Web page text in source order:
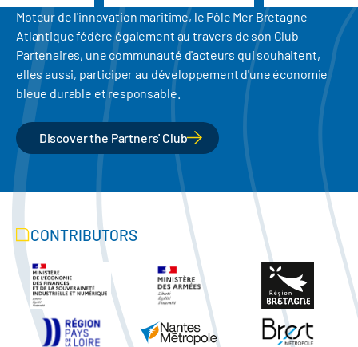
Moteur de l'innovation maritime, le Pôle Mer Bretagne
Atlantique fédère également au travers de son Club
Partenaires, une communauté d'acteurs qui souhaitent,
elles aussi, participer au développement d'une économie
bleue durable et responsable.
Discover the Partners' Club
CONTRIBUTORS